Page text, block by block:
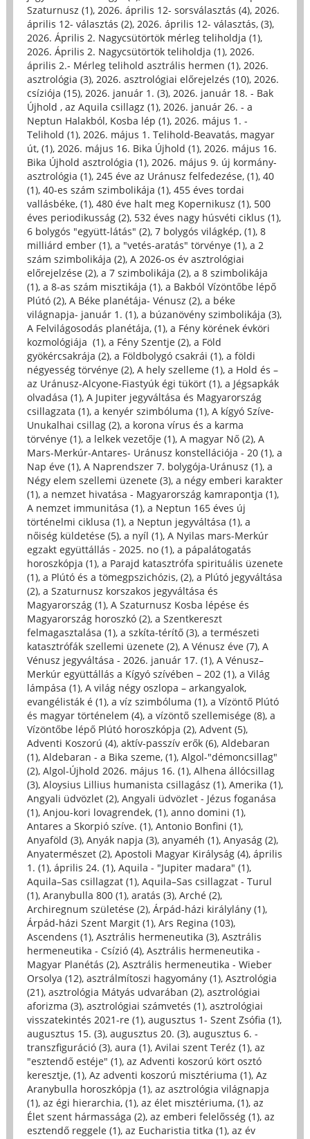
Szaturnusz (1), 2026. április 12- sorsválasztás (4), 2026.
április 12- választás (2), 2026. április 12- választás, (3),
2026. Április 2. Nagycsütörtök mérleg teliholdja (1),
2026. Április 2. Nagycsütörtök teliholdja (1), 2026.
április 2.- Mérleg telihold asztrális hermen (1), 2026.
asztrológia (3), 2026. asztrológiai előrejelzés (10), 2026.
csíziója (15), 2026. január 1. (3), 2026. január 18. - Bak
Újhold , az Aquila csillagz (1), 2026. január 26. - a
Neptun Halakból, Kosba lép (1), 2026. május 1. -
Telihold (1), 2026. május 1. Telihold-Beavatás, magyar
út, (1), 2026. május 16. Bika Újhold (1), 2026. május 16.
Bika Újhold asztrológia (1), 2026. május 9. új kormány-
asztrológia (1), 245 éve az Uránusz felfedezése, (1), 40
(1), 40-es szám szimbolikája (1), 455 éves tordai
vallásbéke, (1), 480 éve halt meg Kopernikusz (1), 500
éves periodikusság (2), 532 éves nagy húsvéti ciklus (1),
6 bolygós "együtt-látás" (2), 7 bolygós világkép, (1), 8
milliárd ember (1), a "vetés-aratás" törvénye (1), a 2
szám szimbolikája (2), A 2026-os év asztrológiai
előrejelzése (2), a 7 szimbolikája (2), a 8 szimbolikája
(1), a 8-as szám misztikája (1), a Bakból Vízöntőbe lépő
Plútó (2), A Béke planétája- Vénusz (2), a béke
világnapja- január 1. (1), a búzanövény szimbolikája (3),
A Felvilágosodás planétája, (1), a Fény körének évköri
kozmológiája (1), a Fény Szentje (2), a Föld
gyökércsakrája (2), a Földbolygó csakrái (1), a földi
négyesség törvénye (2), A hely szelleme (1), a Hold és –
az Uránusz-Alcyone-Fiastyúk égi tükört (1), a Jégsapkák
olvadása (1), A Jupiter jegyváltása és Magyarország
csillagzata (1), a kenyér szimbóluma (1), A kígyó Szíve-
Unukalhai csillag (2), a korona vírus és a karma
törvénye (1), a lelkek vezetője (1), A magyar Nő (2), A
Mars-Merkúr-Antares- Uránusz konstellációja - 20 (1), a
Nap éve (1), A Naprendszer 7. bolygója-Uránusz (1), a
Négy elem szellemi üzenete (3), a négy emberi karakter
(1), a nemzet hivatása - Magyarország kamrapontja (1),
A nemzet immunitása (1), a Neptun 165 éves új
történelmi ciklusa (1), a Neptun jegyváltása (1), a
nőiség küldetése (5), a nyíl (1), A Nyilas mars-Merkúr
egzakt együttállás - 2025. no (1), a pápalátogatás
horoszkópja (1), a Parajd katasztrófa spirituális üzenete
(1), a Plútó és a tömegpszichózis, (2), a Plútó jegyváltása
(2), a Szaturnusz korszakos jegyváltása és
Magyarország (1), A Szaturnusz Kosba lépése és
Magyarország horoszkó (2), a Szentkereszt
felmagasztalása (1), a szkíta-térítő (3), a természeti
katasztrófák szellemi üzenete (2), A Vénusz éve (7), A
Vénusz jegyváltása - 2026. január 17. (1), A Vénusz–
Merkúr együttállás a Kígyó szívében – 202 (1), a Világ
lámpása (1), A világ négy oszlopa – arkangyalok,
evangélisták é (1), a víz szimbóluma (1), a Vízöntő Plútó
és magyar történelem (4), a vízöntő szellemisége (8), a
Vízöntőbe lépő Plútó horoszkópja (2), Advent (5),
Adventi Koszorú (4), aktív-passzív erők (6), Aldebaran
(1), Aldebaran - a Bika szeme, (1), Algol-"démoncsillag"
(2), Algol-Újhold 2026. május 16. (1), Alhena állócsillag
(3), Aloysius Lillius humanista csillagász (1), Amerika (1),
Angyali üdvözlet (2), Angyali üdvözlet - Jézus foganása
(1), Anjou-kori lovagrendek, (1), anno domini (1),
Antares a Skorpió szíve. (1), Antonio Bonfini (1),
Anyaföld (3), Anyák napja (3), anyaméh (1), Anyaság (2),
Anyatermészet (2), Apostoli Magyar Királyság (4), április
1. (1), április 24. (1), Aquila - "Jupiter madara" (1),
Aquila–Sas csillagzat (1), Aquila–Sas csillagzat - Turul
(1), Aranybulla 800 (1), aratás (3), Arché (2),
Archiregnum születése (2), Árpád-házi királylány (1),
Árpád-házi Szent Margit (1), Ars Regina (103),
Ascendens (1), Asztrális hermeneutika (3), Asztrális
hermeneutika - Csízió (4), Asztrális hermeneutika -
Magyar Planétás (2), Asztrális hermeneutika - Wieber
Orsolya (12), asztrálmítoszi hagyomány (1), Asztrológia
(21), asztrológia Mátyás udvarában (2), asztrológiai
aforizma (3), asztrológiai számvetés (1), asztrológiai
visszatekintés 2021-re (1), augusztus 1- Szent Zsófia (1),
augusztus 15. (3), augusztus 20. (3), augusztus 6. -
transzfiguráció (3), aura (1), Avilai szent Teréz (1), az
"esztendő estéje" (1), az Adventi koszorú kört osztó
keresztje, (1), Az adventi koszorú misztériuma (1), Az
Aranybulla horoszkópja (1), az asztrológia világnapja
(1), az égi hierarchia, (1), az élet misztériuma, (1), az
Élet szent hármassága (2), az emberi felelősség (1), az
esztendő reggele (1), az Eucharistia titka (1), az év